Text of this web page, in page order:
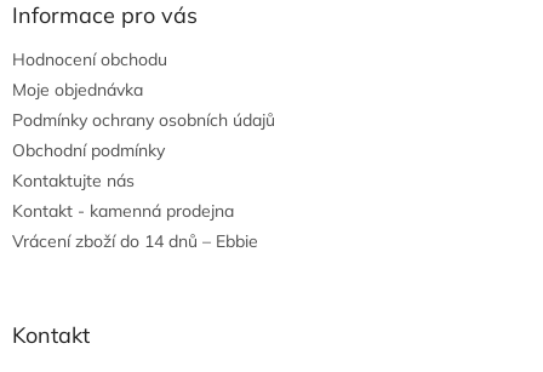
Informace pro vás
Hodnocení obchodu
Moje objednávka
Podmínky ochrany osobních údajů
Obchodní podmínky
Kontaktujte nás
Kontakt - kamenná prodejna
Vrácení zboží do 14 dnů – Ebbie
Kontakt